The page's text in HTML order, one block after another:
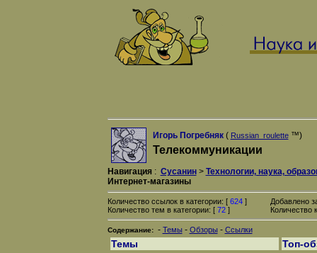
Игорь Погребняк( Russian_roulette™)
Телекоммуникации
Навигация: Сусанин> Технологии, наука,
Интернет-магазины
Количество ссылок в категории: [ 624]
Количество тем в категории: [ 72]
Добавлено
Количество
Содержание: - Темы - Обзоры - Ссылки
Темы
Топ-